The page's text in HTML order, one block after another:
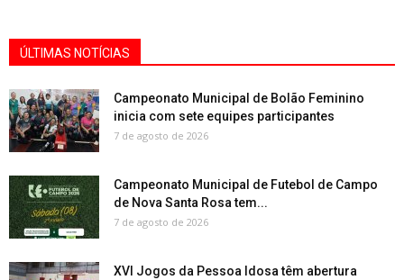
ÚLTIMAS NOTÍCIAS
Campeonato Municipal de Bolão Feminino
inicia com sete equipes participantes
7 de agosto de 2026
Campeonato Municipal de Futebol de Campo
de Nova Santa Rosa tem...
7 de agosto de 2026
XVI Jogos da Pessoa Idosa têm abertura